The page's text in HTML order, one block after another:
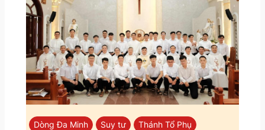
Dòng Đa Minh Suy tư
Thánh Tổ Phụ